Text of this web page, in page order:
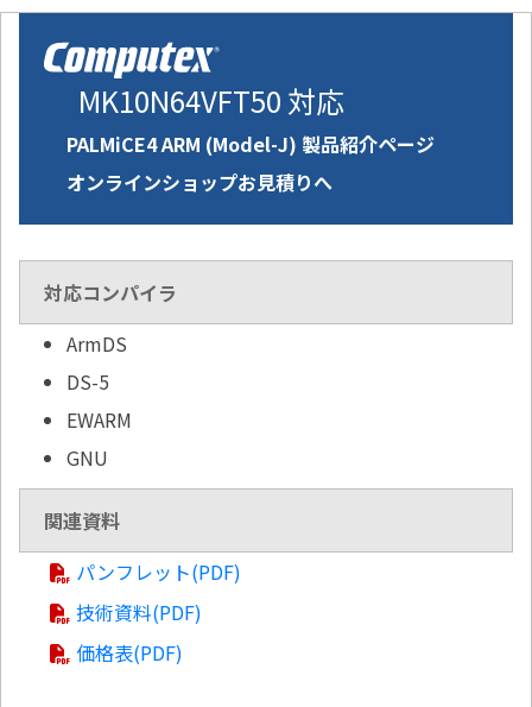
MK10N64VFT50 対応
PALMiCE4 ARM (Model-J) 製品紹介ページ
オンラインショップお見積りへ
対応コンパイラ
ArmDS
DS-5
EWARM
GNU
関連資料
パンフレット(PDF)
技術資料(PDF)
価格表(PDF)